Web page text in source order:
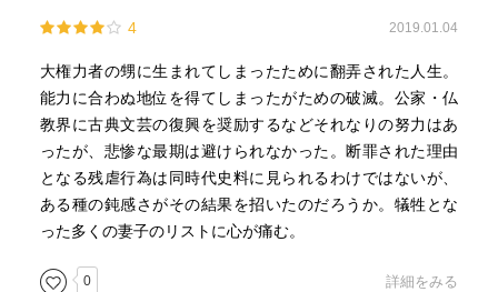
4 2019.01.04
大権力者の甥に生まれてしまったために翻弄された人生。
能力に合わぬ地位を得てしまったがための破滅。公家・仏
教界に古典文芸の復興を奨励するなどそれなりの努力はあ
ったが、悲惨な最期は避けられなかった。断罪された理由
となる残虐行為は同時代史料に見られるわけではないが、
ある種の鈍感さがその結果を招いたのだろうか。犠牲とな
った多くの妻子のリストに心が痛む。
0 詳細をみる